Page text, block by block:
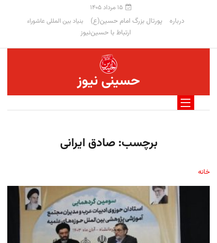
۱۵ مرداد ۱۴۰۵
درباره پورتال بزرگ امام حسین(ع) بنیاد بین المللی عاشوراء
ارتباط با حسین‌نیوز
حسینی نیوز
برچسب:صادق ایرانی
خانه